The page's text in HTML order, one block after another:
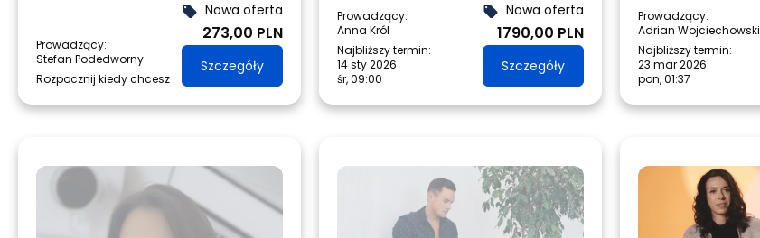
Prowadzący:
Stefan Podedworny
Rozpocznij kiedy chcesz
local_offer Nowa oferta
273,00 PLN
Szczegóły
Prowadzący:
Anna Król
Najbliższy termin:
14 sty 2026
śr, 09:00
local_offer Nowa oferta
1790,00 PLN
Szczegóły
Prowadzący:
Adrian Wojciechowski
Najbliższy termin:
23 mar 2026
pon, 01:37